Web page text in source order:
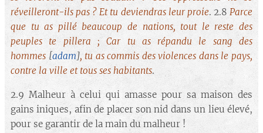
réveilleront-ils pas ? Et tu deviendras leur proie. 2.8Parce
que tu as pillé beaucoup de nations, tout le reste des
peuples te pillera ; Car tu as répandu le sang des
hommes [adam], tu as commis des violences dans le pays,
contre la ville et tous ses habitants.
2.9 Malheur à celui qui amasse pour sa maison des
gains iniques, afin de placer son nid dans un lieu élevé,
pour se garantir de la main du malheur !